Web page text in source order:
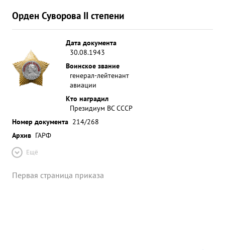
Орден Суворова II степени
Дата документа
30.08.1943
Воинское звание
генерал-лейтенант
авиации
Кто наградил
Президиум ВС СССР
Номер документа 214/268
Архив ГАРФ
Ещё
Первая страница приказа